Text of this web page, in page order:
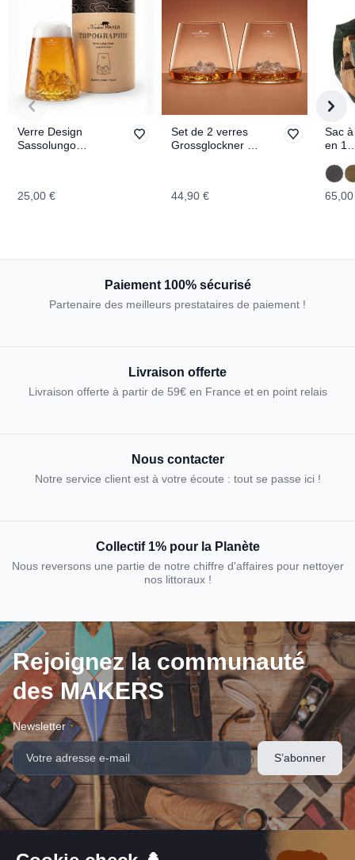
Verre Design
Sassolungo
25,00 €
Set de 2 verres
Grossglockner &
44,90 €
Sac
en 1
Paiement 100% sécurisé
Partenaire des meilleurs prestataires de paiement !
Livraison offerte
Livraison offerte à partir de 59€ en France et en point relais
Nous contacter
Notre service client est à votre écoute : tout se passe ici !
Collectif 1% pour la Planète
Nous reversons une partie de notre chiffre d'affaires pour nettoyer
nos littoraux !
Rejoignez la communauté
des MAKERS
Newsletter